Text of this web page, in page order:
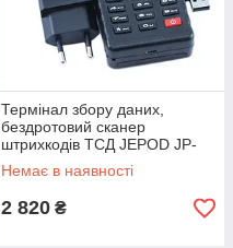
Термінал збору даних,
бездротовий сканер
штрихкодів ТСД JEPOD JP-
D2
Немає в наявності
2 820 ₴